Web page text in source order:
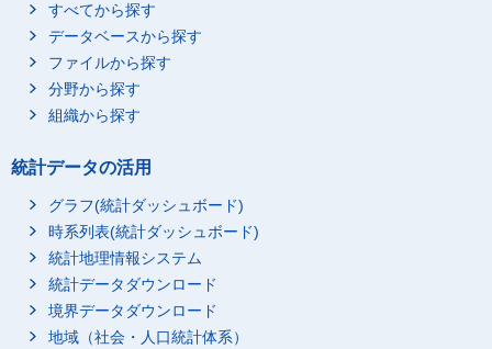
すべてから探す
データベースから探す
ファイルから探す
分野から探す
組織から探す
統計データの活用
グラフ(統計ダッシュボード)
時系列表(統計ダッシュボード)
統計地理情報システム
統計データダウンロード
境界データダウンロード
地域（社会・人口統計体系）